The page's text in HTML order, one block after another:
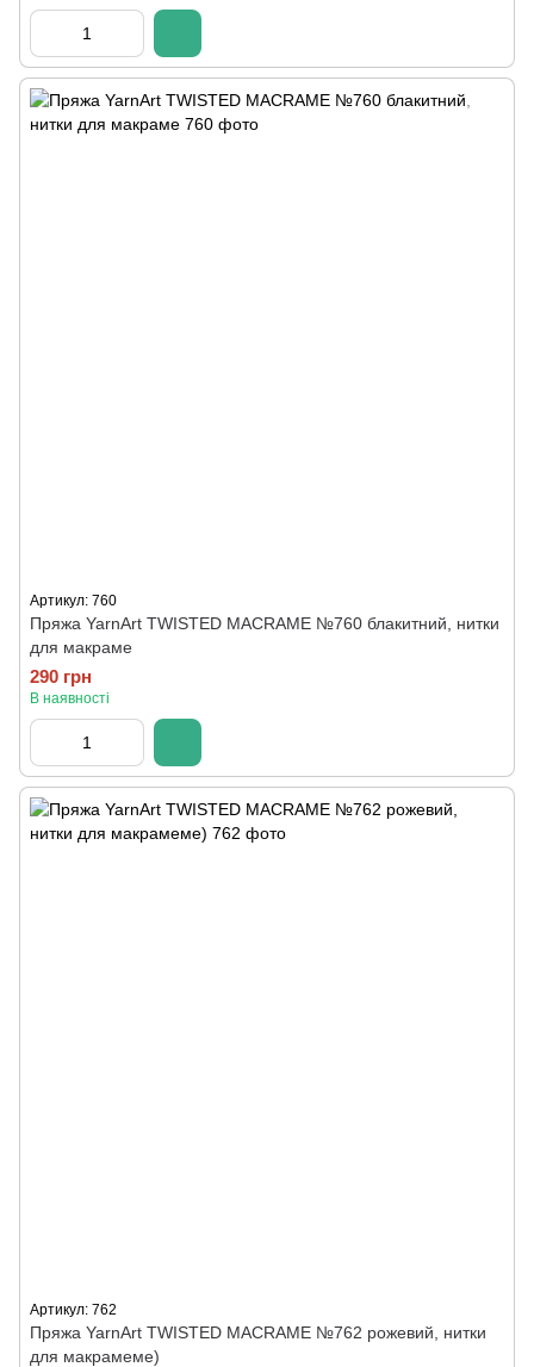
Артикул: 760
Пряжа YarnArt TWISTED MACRAME №760 блакитний, нитки
для макраме
290 грн
В наявності
Артикул: 762
Пряжа YarnArt TWISTED MACRAME №762 рожевий, нитки
для макрамеме)